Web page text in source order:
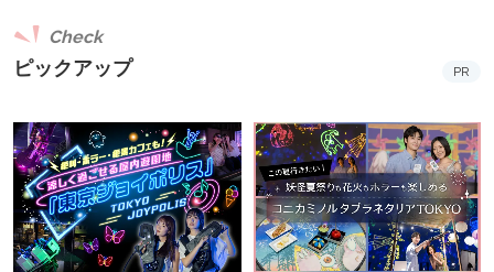
ピックアップ
Check
PR